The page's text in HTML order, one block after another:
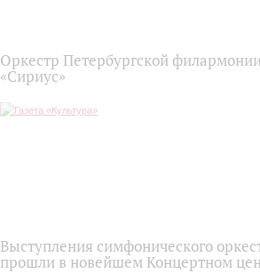
Оркестр Петербургской
«Сириус»
Выступления симфонического
прошли в новейшем Концертном